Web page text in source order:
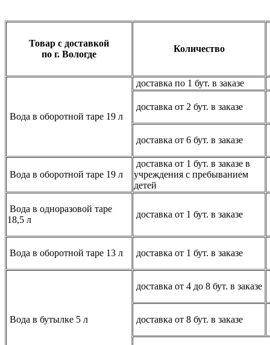
Товар с доставкой
по г. Вологде
Количество
Вода в оборотной таре 19 л
доставка по 1 бут. в заказе
доставка от 2 бут. в заказе
доставка от 6 бут. в заказе
Вода в оборотной таре 19 л
доставка от 1 бут. в заказе в
учреждения с пребыванием
детей
Вода в одноразовой таре
18,5 л
доставка от 1 бут. в заказе
Вода в оборотной таре 13 л доставка от 1 бут. в заказе
Вода в бутылке 5 л
доставка от 4 до 8 бут. в заказе
доставка от 8 бут. в заказе